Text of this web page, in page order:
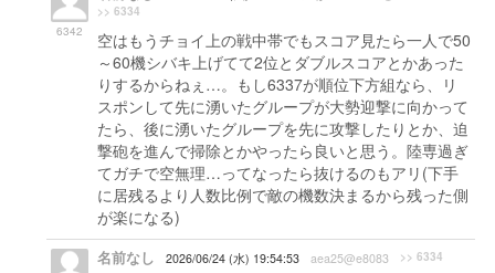
6342
>> 6334
空はもうチョイ上の戦中帯でもスコア見たら一人で50
～60機シバキ上げてて2位とダブルスコアとかあった
りするからねぇ…。もし6337が順位下方組なら、リ
スポンして先に湧いたグループが大勢迎撃に向かって
たら、後に湧いたグループを先に攻撃したりとか、迫
撃砲を進んで掃除とかやったら良いと思う。陸専過ぎ
てガチで空無理…ってなったら抜けるのもアリ(下手
に居残るより人数比例で敵の機数決まるから残った側
が楽になる)
名前なし 2026/06/24 (水) 19:54:53 aea25@e8083 >> 6334